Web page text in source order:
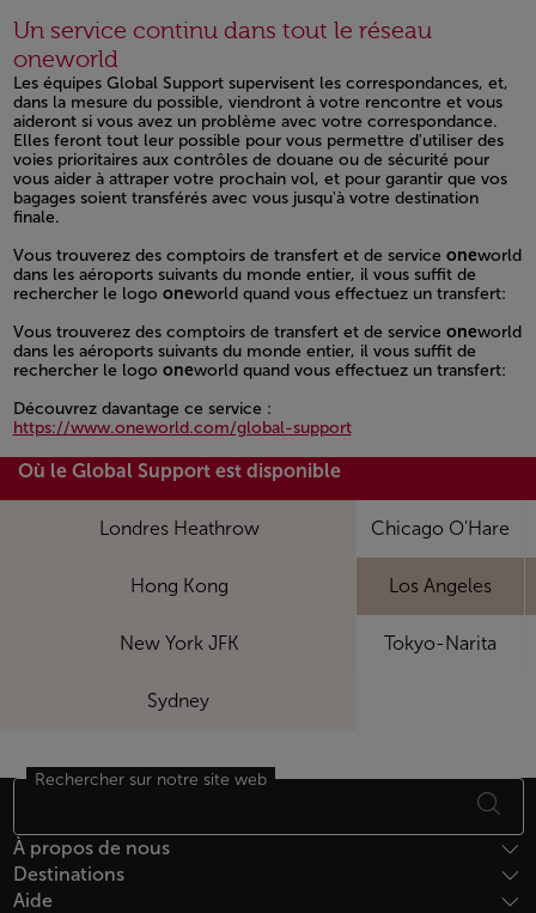
Open in a new window
Un service continu dans tout le réseau
oneworld
Les équipes Global Support supervisent les correspondances, et,
dans la mesure du possible, viendront à votre rencontre et vous
aideront si vous avez un problème avec votre correspondance.
Elles feront tout leur possible pour vous permettre d'utiliser des
voies prioritaires aux contrôles de douane ou de sécurité pour
vous aider à attraper votre prochain vol, et pour garantir que vos
bagages soient transférés avec vous jusqu'à votre destination
finale.
Open in a new window
Vous trouverez des comptoirs de transfert et de service oneworld
dans les aéroports suivants du monde entier, il vous suffit de
rechercher le logo oneworld quand vous effectuez un transfert:
Open in a new window
Vous trouverez des comptoirs de transfert et de service oneworld
dans les aéroports suivants du monde entier, il vous suffit de
rechercher le logo oneworld quand vous effectuez un transfert:
Open in a new window
Découvrez davantage ce service :
https://www.oneworld.com/global-support
Open in a new window
Où le Global Support est disponible
Londres Heathrow Chicago O'Hare
Hong Kong Los Angeles
New York JFK Tokyo-Narita
Sydney
Bas de page Plan du site
Rechercher sur notre site web
À propos de nous
Destinations
Aide